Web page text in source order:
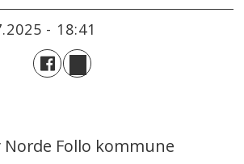
- 18:41
Norde Follo kommune